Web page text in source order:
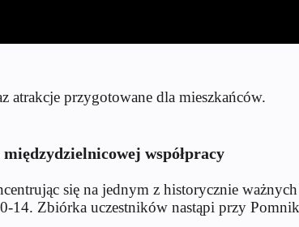
atrakcje przygotowane dla mieszkańców.
współpracy
się na jednym z historycznie
14. Zbiórka uczestników nastąpi przy